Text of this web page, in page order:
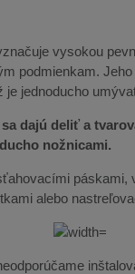
vysokou
podmienkam.
je jednoducho
dajú deliť a
nožnicami.
páskami,
alebo